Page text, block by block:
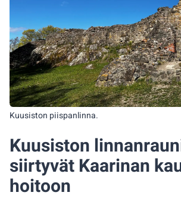
Kuusiston piispanlinna.
Kuusiston
siirtyvät Kaarinan
hoitoon